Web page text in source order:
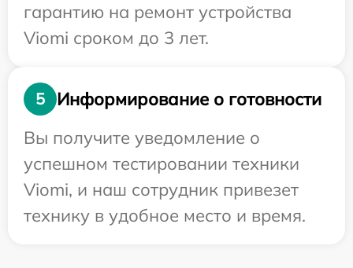
гарантию на ремонт устройства
Viomi сроком до 3 лет.
5
Информирование о готовности
Вы получите уведомление о
успешном тестировании техники
Viomi, и наш сотрудник привезет
технику в удобное место и время.